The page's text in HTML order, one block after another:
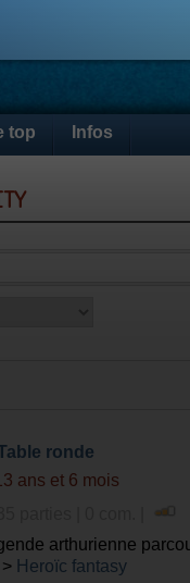
top Infos
ronde
ans et 6 mois
arthurienne
> Heroïc fantasy